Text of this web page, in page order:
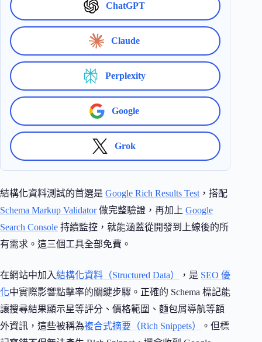
ChatGPT
Claude
Perplexity
Google
Grok
結構化資料測試的首選是 Google Rich Results Test ，搭配
Schema Markup Validator做完整驗證，再加上 Google
Search Console 持續監控，就能涵蓋從開發到上線後的所
有需求。這三個工具全部免費。
在網站中加入結構化資料（Structured Data） ，是 SEO 優
化中實際影響點擊率的關鍵步驟。正確的 Schema 標記能
讓搜尋結果顯示星等評分、價格範圍、麵包屑導航等額
外資訊，這些被稱為複合式摘要（Rich Snippets）
。但標